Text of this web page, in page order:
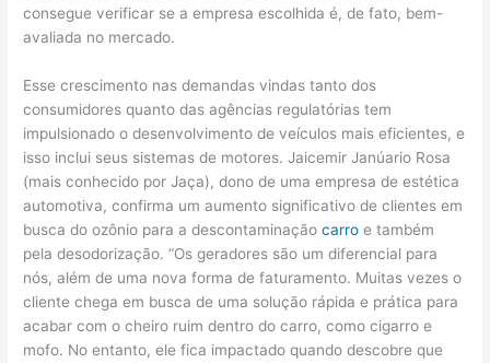
consegue verificar se a empresa escolhida é, de fato, bem-
avaliada no mercado.
Esse crescimento nas demandas vindas tanto dos
consumidores quanto das agências regulatórias tem
impulsionado o desenvolvimento de veículos mais eficientes, e
isso inclui seus sistemas de motores. Jaicemir Janúario Rosa
(mais conhecido por Jaça), dono de uma empresa de estética
automotiva, confirma um aumento significativo de clientes em
busca do ozônio para a descontaminaçãocarro e também
pela desodorização. “Os geradores são um diferencial para
nós, além de uma nova forma de faturamento. Muitas vezes o
cliente chega em busca de uma solução rápida e prática para
acabar com o cheiro ruim dentro do carro, como cigarro e
mofo. No entanto, ele fica impactado quando descobre que